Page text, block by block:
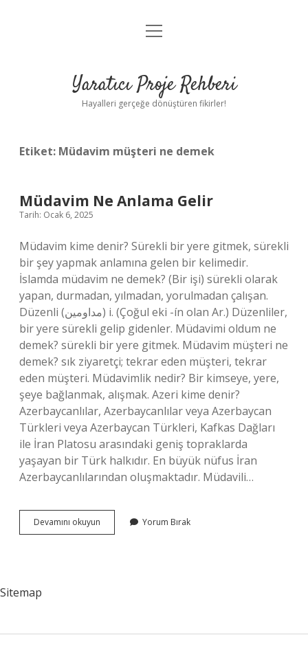
Anasayfa
Yasal Uyarı
menüyü
Yaratıcı Proje Rehberi
Hayalleri gerçeğe dönüştüren fikirler!
Etiket: Müdavim müşteri ne demek
Müdavim Ne Anlama Gelir
Tarih: Ocak 6, 2025
Müdavim kime denir? Sürekli bir yere gitmek, sürekli
bir şey yapmak anlamına gelen bir kelimedir.
İslamda müdavim ne demek? (Bir işi) sürekli olarak
yapan, durmadan, yılmadan, yorulmadan çalışan.
Düzenli (ﻣﺪﺍﻭﻣﻴﻦ) i. (Çoğul eki -ín olan Ar.) Düzenliler,
bir yere sürekli gelip gidenler. Müdavimi oldum ne
demek? sürekli bir yere gitmek. Müdavim müşteri ne
demek? sık ziyaretçi; tekrar eden müşteri, tekrar
eden müşteri. Müdavimlik nedir? Bir kimseye, yere,
şeye bağlanmak, alışmak. Azeri kime denir?
Azerbaycanlılar, Azerbaycanlılar veya Azerbaycan
Türkleri veya Azerbaycan Türkleri, Kafkas Dağları
ile İran Platosu arasındaki geniş topraklarda
yaşayan bir Türk halkıdır. En büyük nüfus İran
Azerbaycanlılarından oluşmaktadır. Müdavili…
Devamını okuyun Müdavim
Ne
Yorum Bırak
Sitemap